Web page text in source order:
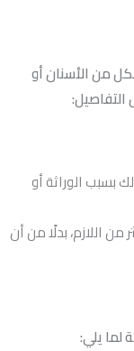
من الأسنان أو
التفاصيل:
بسبب الوراثة أو
من اللازم، بدلًا من أن
لما يلي: